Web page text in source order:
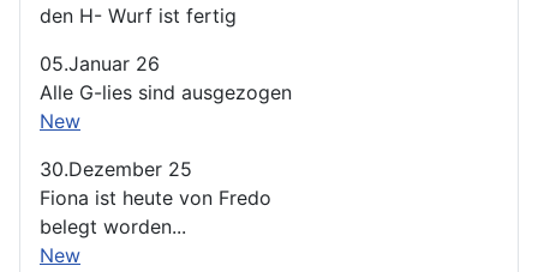
den H- Wurf ist fertig
05.Januar 26
Alle G-lies sind ausgezogen
New
30.Dezember 25
Fiona ist heute von Fredo
belegt worden...
New